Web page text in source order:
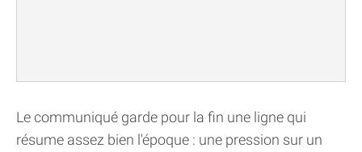
Le communiqué garde pour la fin une ligne qui
résume assez bien l'époque : une pression sur un